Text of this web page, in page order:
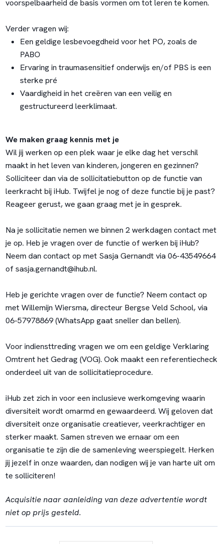
voorspelbaarheid de basis vormen om tot leren te komen.
Verder vragen wij:
Een geldige lesbevoegdheid voor het PO, zoals de
PABO
Ervaring in traumasensitief onderwijs en/of PBS is een
sterke pré
Vaardigheid in het creëren van een veilig en
gestructureerd leerklimaat.
We maken graag kennis met je
Wil jij werken op een plek waar je elke dag het verschil
maakt in het leven van kinderen, jongeren en gezinnen?
Solliciteer dan via de sollicitatiebutton op de functie van
leerkracht bij iHub. Twijfel je nog of deze functie bij je past?
Reageer gerust, we gaan graag met je in gesprek.
Na je sollicitatie nemen we binnen 2 werkdagen contact met
je op. Heb je vragen over de functie of werken bij iHub?
Neem dan contact op met Sasja Gernandt via 06-43549664
of sasja.gernandt@ihub.nl.
Heb je gerichte vragen over de functie? Neem contact op
met Willemijn Wiersma, directeur Bergse Veld School, via
06-57978869 (WhatsApp gaat sneller dan bellen).
Voor indiensttreding vragen we om een geldige Verklaring
Omtrent het Gedrag (VOG). Ook maakt een referentiecheck
onderdeel uit van de sollicitatieprocedure.
iHub zet zich in voor een inclusieve werkomgeving waarin
diversiteit wordt omarmd en gewaardeerd. Wij geloven dat
diversiteit onze organisatie creatiever, veerkrachtiger en
sterker maakt. Samen streven we ernaar om een
organisatie te zijn die de samenleving weerspiegelt. Herken
jij jezelf in onze waarden, dan nodigen wij je van harte uit om
te solliciteren!
Acquisitie naar aanleiding van deze advertentie wordt
niet op prijs gesteld.